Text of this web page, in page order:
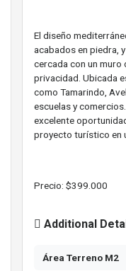
El diseño
acabados en piedra,
cercada con un muro
privacidad. Ubicada
como Tamarindo,
escuelas y
excelente
proyecto turístico en
Precio: $399.000
Additional
Área Terreno M2